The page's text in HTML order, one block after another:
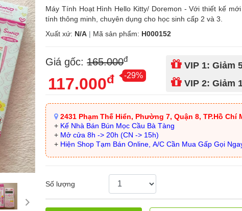
Máy Tính Hoạt Hình Hello Kitty/ Doremon - Với thiết kế
tính thông minh, chuyên dụng cho học sinh cấp 2 và 3.
Xuất xứ: N/A | Mã sản phẩm: H000152
Giá gốc:165.000đ
117.000đ -29%
VIP 1: Giảm
VIP 2: Giảm
2431 Phạm Thế Hiển, Phường 7, Quận 8, TP.Hồ Chí
+ Kế Nhà Bán Bún Mọc Cầu Bà Tàng
+ Mở cửa 8h -> 20h (CN -> 15h)
+ Hiện Shop Tạm Bán Online, A/C Cần Mua Gấp Gọi
Số lượng